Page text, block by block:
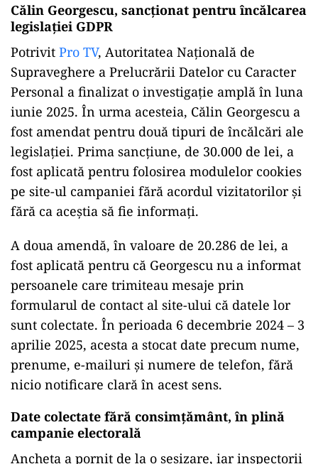
Călin Georgescu, sancționat pentru încălcarea
legislației GDPR
Potrivit Pro TV, Autoritatea Națională de
Supraveghere a Prelucrării Datelor cu Caracter
Personal a finalizat o investigație amplă în luna
iunie 2025. În urma acesteia, Călin Georgescu a
fost amendat pentru două tipuri de încălcări ale
legislației. Prima sancțiune, de 30.000 de lei, a
fost aplicată pentru folosirea modulelor cookies
pe site-ul campaniei fără acordul vizitatorilor și
fără ca aceștia să fie informați.
ad
A doua amendă, în valoare de 20.286 de lei, a